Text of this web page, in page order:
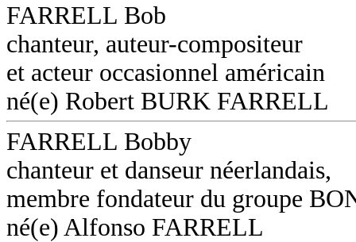
FARRELL Bob
chanteur, auteur-compositeur
et acteur occasionnel américain
né(e) Robert BURK FARRELL
FARRELL Bobby
chanteur et danseur néerlandais,
membre fondateur du groupe
né(e) Alfonso FARRELL